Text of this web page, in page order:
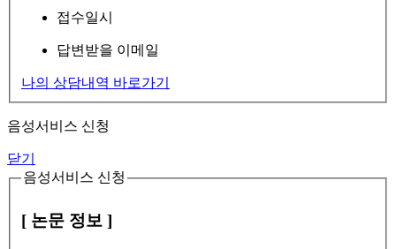
접수일시
답변받을 이메일
나의 상담내역 바로가기
음성서비스 신청
닫기
음성서비스 신청
[ 논문 정보 ]